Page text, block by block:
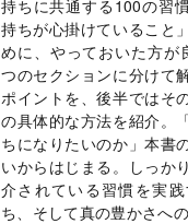
持ちに共通する100の習
持ちが心掛けていること
めに、やっておいた方が
つのセクションに分けて
ポイントを、後半ではそ
の具体的な方法を紹介。
ちになりたいのか」本書
いからはじまる。しっか
介されている習慣を実
ち、そして真の豊かさへの